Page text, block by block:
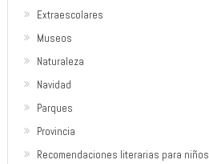
Extraescolares
Museos
Naturaleza
Navidad
Parques
Provincia
Recomendaciones literarias para niños